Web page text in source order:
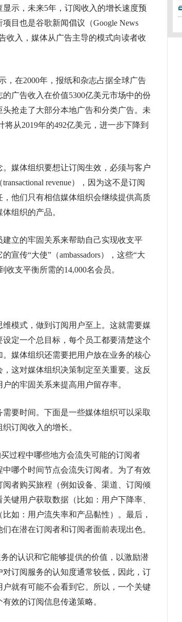
示，未来5年，订阅收入的增长速度预
目也是谷歌新闻倡议（Google News
收入，媒体从广告主导的模式向读者收
在2000年，报纸和杂志占据全球广告
广告收入在价值5300亿美元市场中的份
抢走了大部分本地广告和分类广告。未
从2019年的492亿美元，进一步下降到
媒体组织要想让订阅生效，必须与客户
revenue），因为这不是订阅
他们只有相信媒体组织会继续提供高质
组织的产品。
立的牢固关系来帮助自己实现收支平
宣传“大使”（ambassadors），这些“大
支平衡所需的14,000名会员。
模式，做到订阅用户至上。这就需要媒
定一个总目标，每个员工都要清楚这个
媒体组织还需要把用户放在业务的核心
这对媒体组织决策制定至关重要。这反
的牢固关系来提高用户留存率。
要时间。下面是一些媒体组织可以采取
订阅收入的增长。
过程中哪些地方会流失可能的订阅者
哪个时间节点会流失订阅者。为了有效
者购买旅程（例如设备、渠道、订阅倾
键用户获取数据（比如：用户下降率、
如：用户流失率和产品黏性）。最后，
在潜在订阅者和订阅者面前表现出色。
的认识和它能够提供的价值，以激励潜
订阅服务的认知度通常较低，因此，订
就有可能不会看到它。所以，一个关键
效的订阅信息传递策略。